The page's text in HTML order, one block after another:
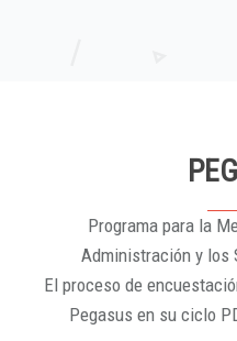
Programa para la
Administración y los
El proceso de
Pegasus en su ciclo